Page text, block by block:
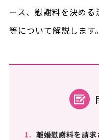
ース、慰謝料を決め
等について解説します。
1. 離婚慰謝料を請